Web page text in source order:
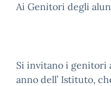
Ai Genitori degli
Si invitano i genitori
anno dell’ Istituto,